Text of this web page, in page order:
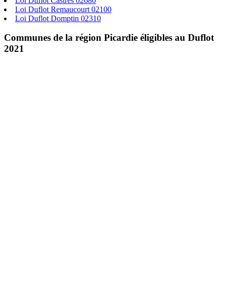
Loi Duflot Remaucourt 02100
Loi Duflot Domptin 02310
Communes de la région Picardie éligibles au Duflot
2021